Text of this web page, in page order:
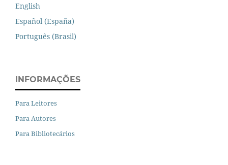
English
Español (España)
Português (Brasil)
INFORMAÇÕES
Para Leitores
Para Autores
Para Bibliotecários